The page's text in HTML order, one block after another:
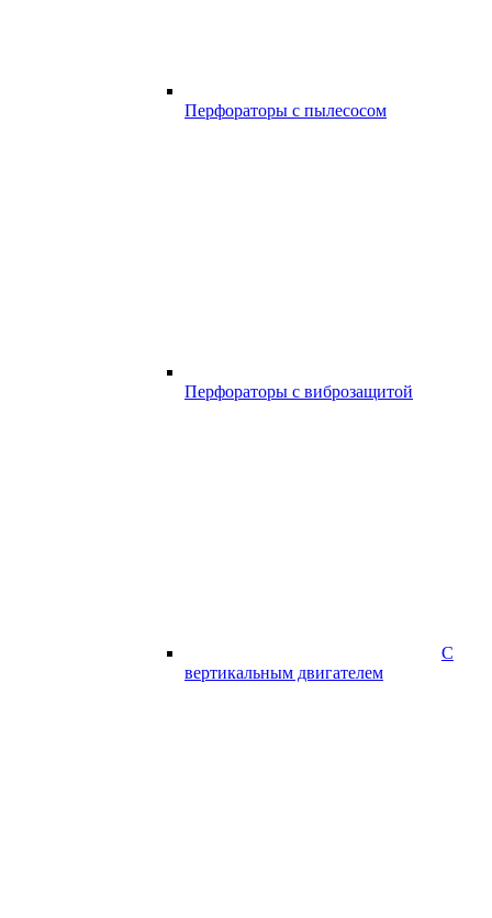
Перфораторы с пылесосом
Перфораторы с виброзащитой
С
вертикальным двигателем